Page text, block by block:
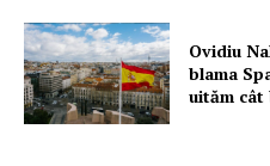
Ovidiu
blama
uităm